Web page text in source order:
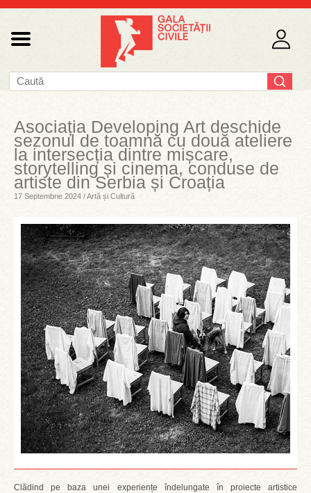
Asociația Developing Art deschide
sezonul de toamnă cu două ateliere
la intersecția dintre mișcare,
storytelling și cinema, conduse de
artiste din Serbia și Croația
17 Septembrie 2024 / Artă și Cultură
Clădind pe baza unei experiențe îndelungate în proiecte artistice